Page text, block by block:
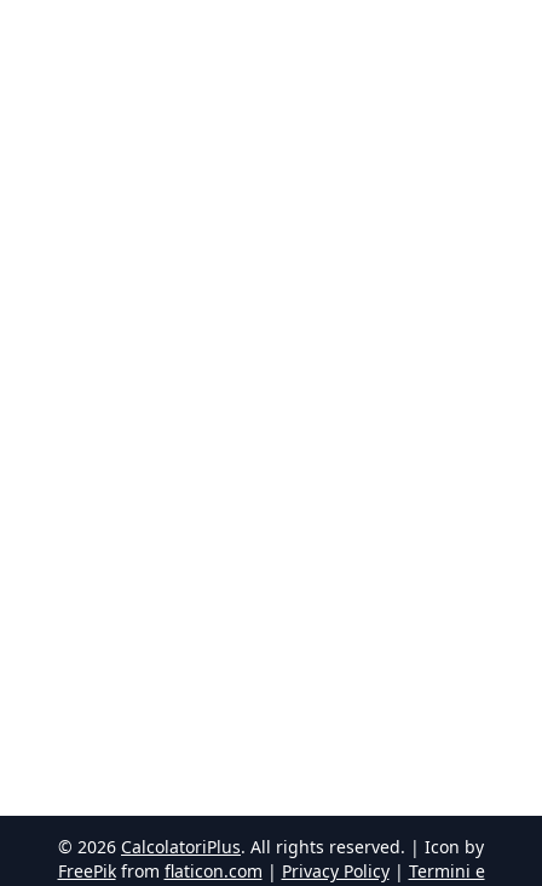
© 2026 CalcolatoriPlus. All rights reserved. | Icon by
FreePik from flaticon.com | Privacy Policy| Termini e